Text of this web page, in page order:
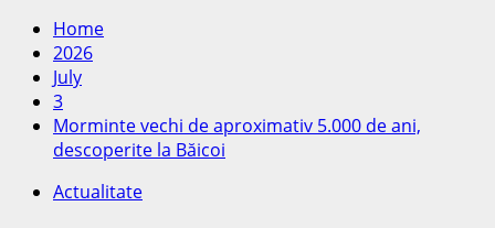
Home
2026
July
3
Morminte vechi de aproximativ 5.000 de ani,
descoperite la Băicoi
Actualitate